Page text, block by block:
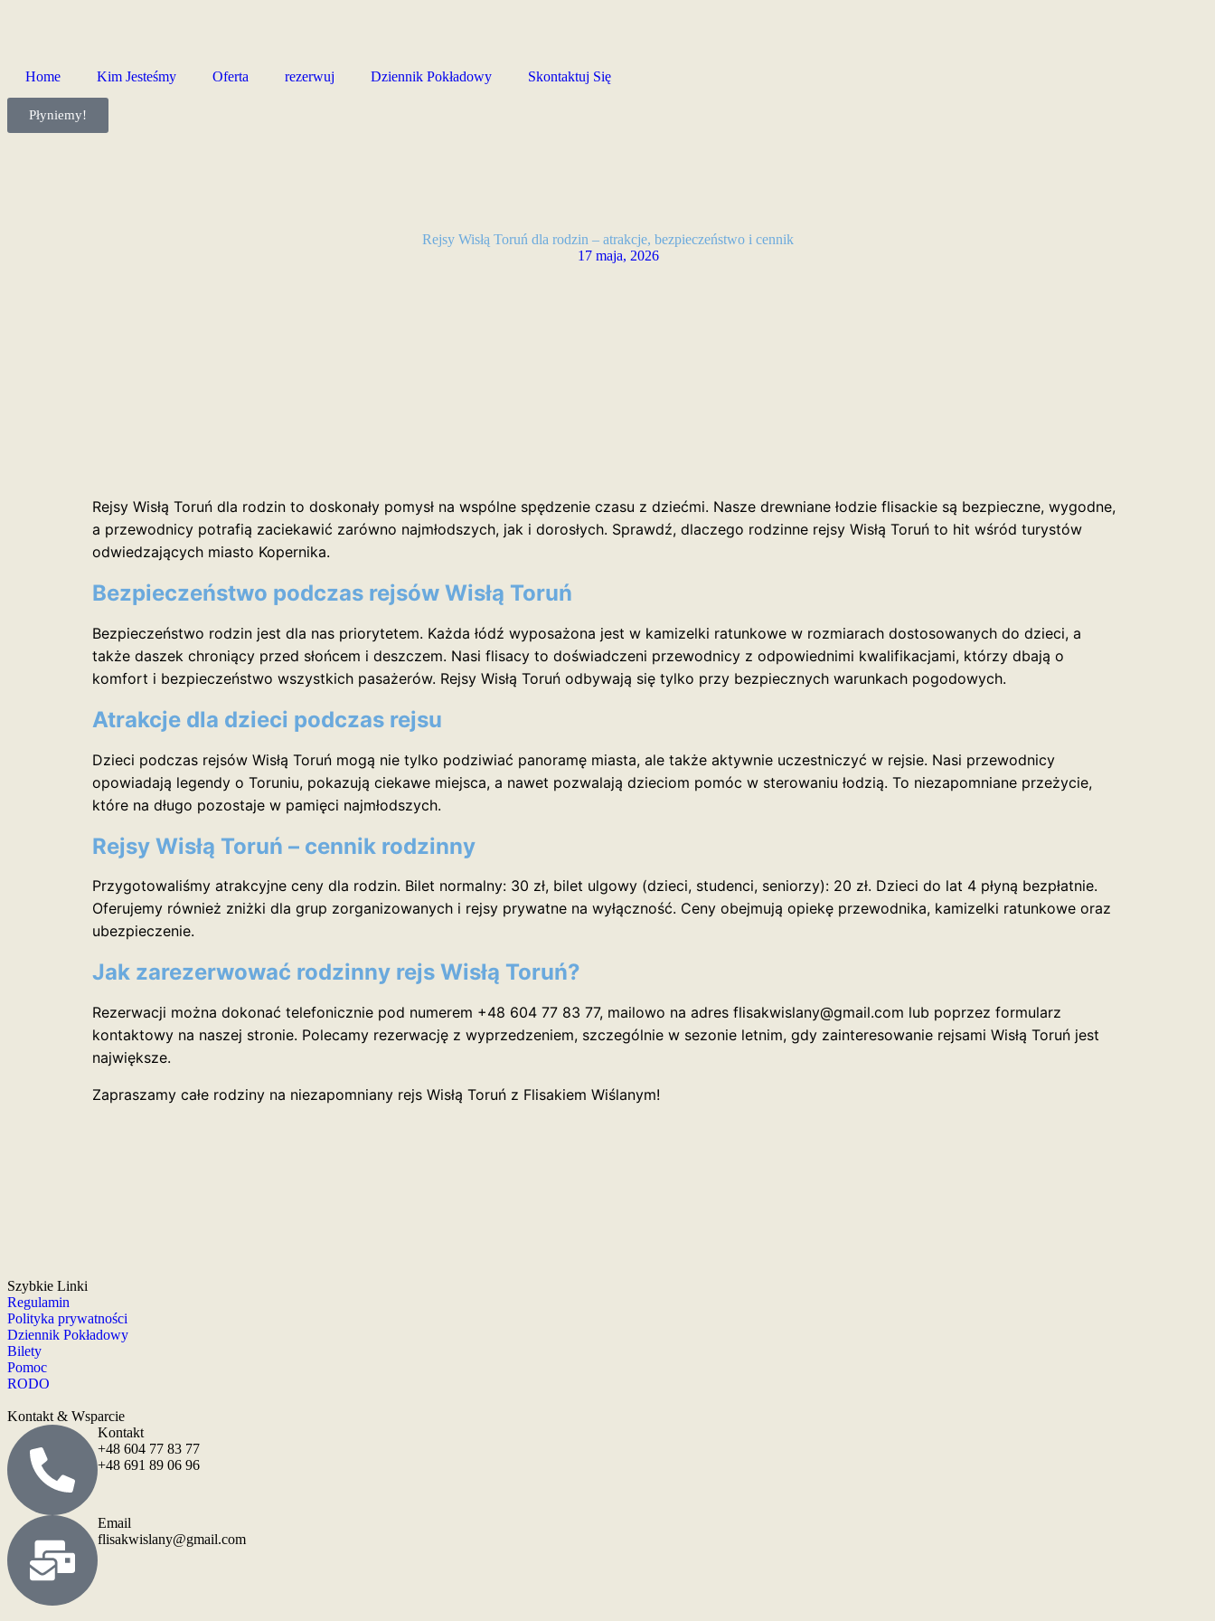
Home Kim Jesteśmy Oferta rezerwuj Dziennik Pokładowy Skontaktuj Się
Płyniemy!
Rejsy Wisłą Toruń dla rodzin – atrakcje, bezpieczeństwo i cennik
17 maja, 2026
Rejsy Wisłą Toruń dla rodzin to doskonały pomysł na wspólne spędzenie czasu z dziećmi. Nasze drewniane łodzie flisackie są bezpieczne, wygodne,
a przewodnicy potrafią zaciekawić zarówno najmłodszych, jak i dorosłych. Sprawdź, dlaczego rodzinne rejsy Wisłą Toruń to hit wśród turystów
odwiedzających miasto Kopernika.
Bezpieczeństwo podczas rejsów Wisłą Toruń
Bezpieczeństwo rodzin jest dla nas priorytetem. Każda łódź wyposażona jest w kamizelki ratunkowe w rozmiarach dostosowanych do dzieci, a
także daszek chroniący przed słońcem i deszczem. Nasi flisacy to doświadczeni przewodnicy z odpowiednimi kwalifikacjami, którzy dbają o
komfort i bezpieczeństwo wszystkich pasażerów. Rejsy Wisłą Toruń odbywają się tylko przy bezpiecznych warunkach pogodowych.
Atrakcje dla dzieci podczas rejsu
Dzieci podczas rejsów Wisłą Toruń mogą nie tylko podziwiać panoramę miasta, ale także aktywnie uczestniczyć w rejsie. Nasi przewodnicy
opowiadają legendy o Toruniu, pokazują ciekawe miejsca, a nawet pozwalają dzieciom pomóc w sterowaniu łodzią. To niezapomniane przeżycie,
które na długo pozostaje w pamięci najmłodszych.
Rejsy Wisłą Toruń – cennik rodzinny
Przygotowaliśmy atrakcyjne ceny dla rodzin. Bilet normalny: 30 zł, bilet ulgowy (dzieci, studenci, seniorzy): 20 zł. Dzieci do lat 4 płyną bezpłatnie.
Oferujemy również zniżki dla grup zorganizowanych i rejsy prywatne na wyłączność. Ceny obejmują opiekę przewodnika, kamizelki ratunkowe oraz
ubezpieczenie.
Jak zarezerwować rodzinny rejs Wisłą Toruń?
Rezerwacji można dokonać telefonicznie pod numerem +48 604 77 83 77, mailowo na adres flisakwislany@gmail.com lub poprzez formularz
kontaktowy na naszej stronie. Polecamy rezerwację z wyprzedzeniem, szczególnie w sezonie letnim, gdy zainteresowanie rejsami Wisłą Toruń jest
największe.
Zapraszamy całe rodziny na niezapomniany rejs Wisłą Toruń z Flisakiem Wiślanym!
Szybkie Linki
Regulamin
Polityka prywatności
Dziennik Pokładowy
Bilety
Pomoc
RODO
Kontakt & Wsparcie
Kontakt
+48 604 77 83 77
+48 691 89 06 96
Email
flisakwislany@gmail.com